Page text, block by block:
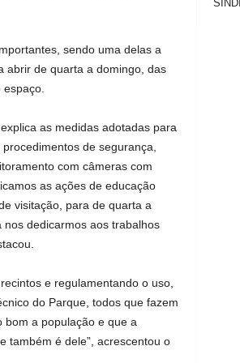
sendo uma delas a
abrir de quarta a domingo, das
as medidas adotadas para
de segurança,
com câmeras com
as ações de educação
visitação, para de quarta a
dedicarmos aos trabalhos
e regulamentando o uso,
do Parque, todos que fazem
bom a população e que a
também é dele”, acrescentou o